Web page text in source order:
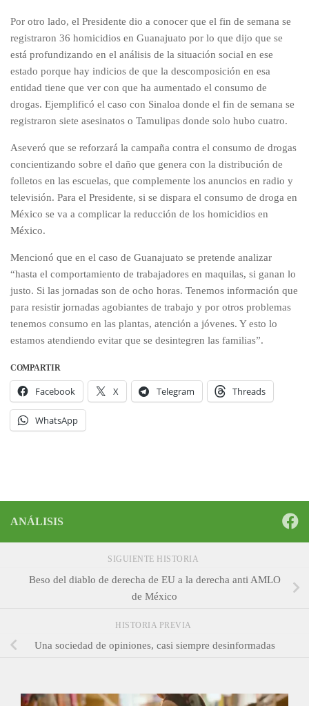
Por otro lado, el Presidente dio a conocer que el fin de semana se
registraron 36 homicidios en Guanajuato por lo que dijo que se
está profundizando en el análisis de la situación social en ese
estado porque hay indicios de que la descomposición en esa
entidad tiene que ver con que ha aumentado el consumo de
drogas. Ejemplificó el caso con Sinaloa donde el fin de semana se
registraron siete asesinatos o Tamulipas donde solo hubo cuatro.
Aseveró que se reforzará la campaña contra el consumo de drogas
concientizando sobre el daño que genera con la distribución de
folletos en las escuelas, que complemente los anuncios en radio y
televisión. Para el Presidente, si se dispara el consumo de droga en
México se va a complicar la reducción de los homicidios en
México.
Mencionó que en el caso de Guanajuato se pretende analizar
“hasta el comportamiento de trabajadores en maquilas, si ganan lo
justo. Si las jornadas son de ocho horas. Tenemos información que
para resistir jornadas agobiantes de trabajo y por otros problemas
tenemos consumo en las plantas, atención a jóvenes. Y esto lo
estamos atendiendo evitar que se desintegren las familias”.
COMPARTIR
Facebook X Telegram Threads
WhatsApp
ANÁLISIS
SIGUIENTE HISTORIA
Beso del diablo de derecha de EU a la derecha anti AMLO
de México
HISTORIA PREVIA
Una sociedad de opiniones, casi siempre desinformadas